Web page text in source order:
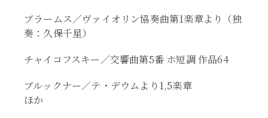
ブラームス／ヴァイオリン協奏曲第1楽章より（独
奏：久保千星）
チャイコフスキー／交響曲第5番 ホ短調 作品64
ブルックナー／テ・デウムより1,5楽章
ほか